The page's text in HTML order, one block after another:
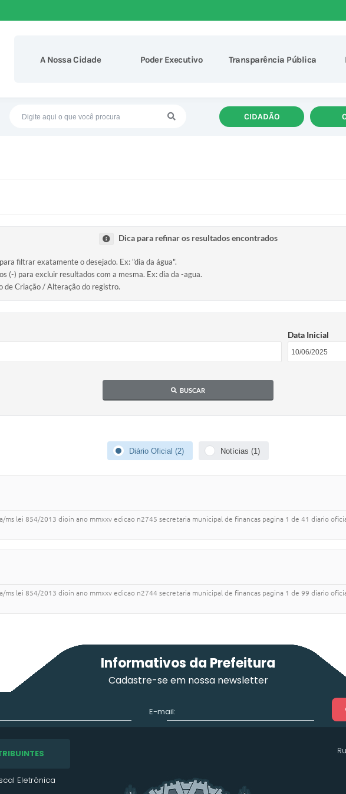
A Nossa Cidade Poder Executivo Transparência Pública
CIDADÃO
Dica para refinar os resultados encontrados
filtrar exatamente o desejado. Ex: "dia da água".
(-) para excluir resultados com a mesma. Ex: dia da -agua.
de Criação / Alteração do registro.
Data Inicial
BUSCAR
Diário Oficial (2) Notícias (1)
lei 854/2013 dioin ano mmxxv edicao n2745 secretaria municipal de financas pagina 1 de 41 diario
lei 854/2013 dioin ano mmxxv edicao n2744 secretaria municipal de financas pagina 1 de 99 diario
Informativos da Prefeitura
Cadastre-se em nossa newsletter
E-mail:
Eletrônica